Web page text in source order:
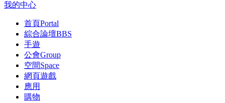
我的中心
首頁Portal
綜合論壇BBS
手遊
公會Group
空間Space
網頁遊戲
應用
購物